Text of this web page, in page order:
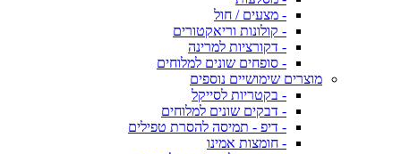
- מצעים / חול
- קולונות וריאקטורים
- דקורציות למרינה
- סופחים שונים למלוחים
מוצרים שימושיים נוספים
- בקטריות לסייקל
- דבקים שונים למלוחים
- דיפ - תמיסה להסרת טפילים
- חומצות אמינו